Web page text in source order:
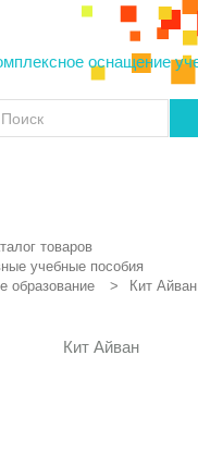
товаров
учебные пособия
образование
Кит Айван